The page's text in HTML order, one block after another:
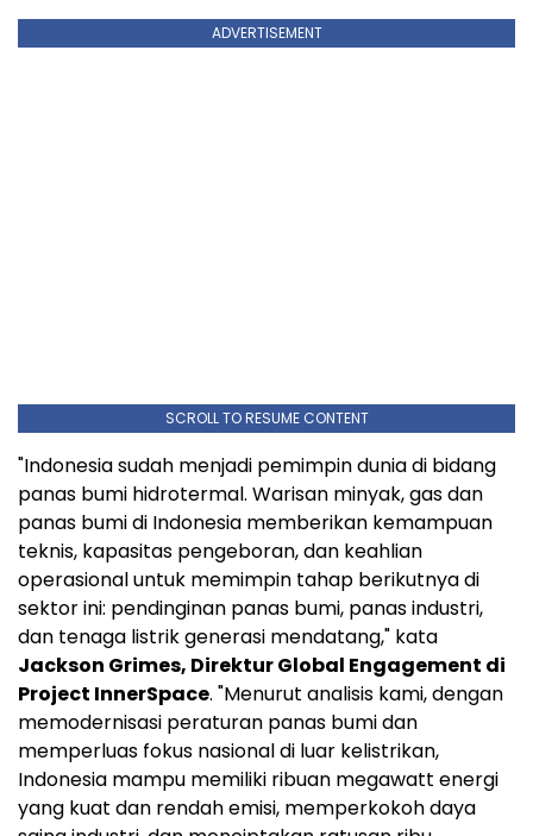
ADVERTISEMENT
SCROLL TO RESUME CONTENT
"Indonesiasudah menjadi pemimpin dunia di bidang
panas bumi hidrotermal. Warisan minyak, gas dan
panas bumi di Indonesia memberikan kemampuan
teknis, kapasitas pengeboran, dan keahlian
operasional untuk memimpin tahap berikutnya di
sektor ini: pendinginan panas bumi, panas industri,
dan tenaga listrik generasi mendatang," kata
Jackson Grimes, Direktur Global Engagement di
Project InnerSpace. "Menurut analisis kami, dengan
memodernisasi peraturan panas bumi dan
memperluas fokus nasional di luar kelistrikan,
Indonesia mampu memiliki ribuan megawatt energi
yang kuat dan rendah emisi, memperkokoh daya